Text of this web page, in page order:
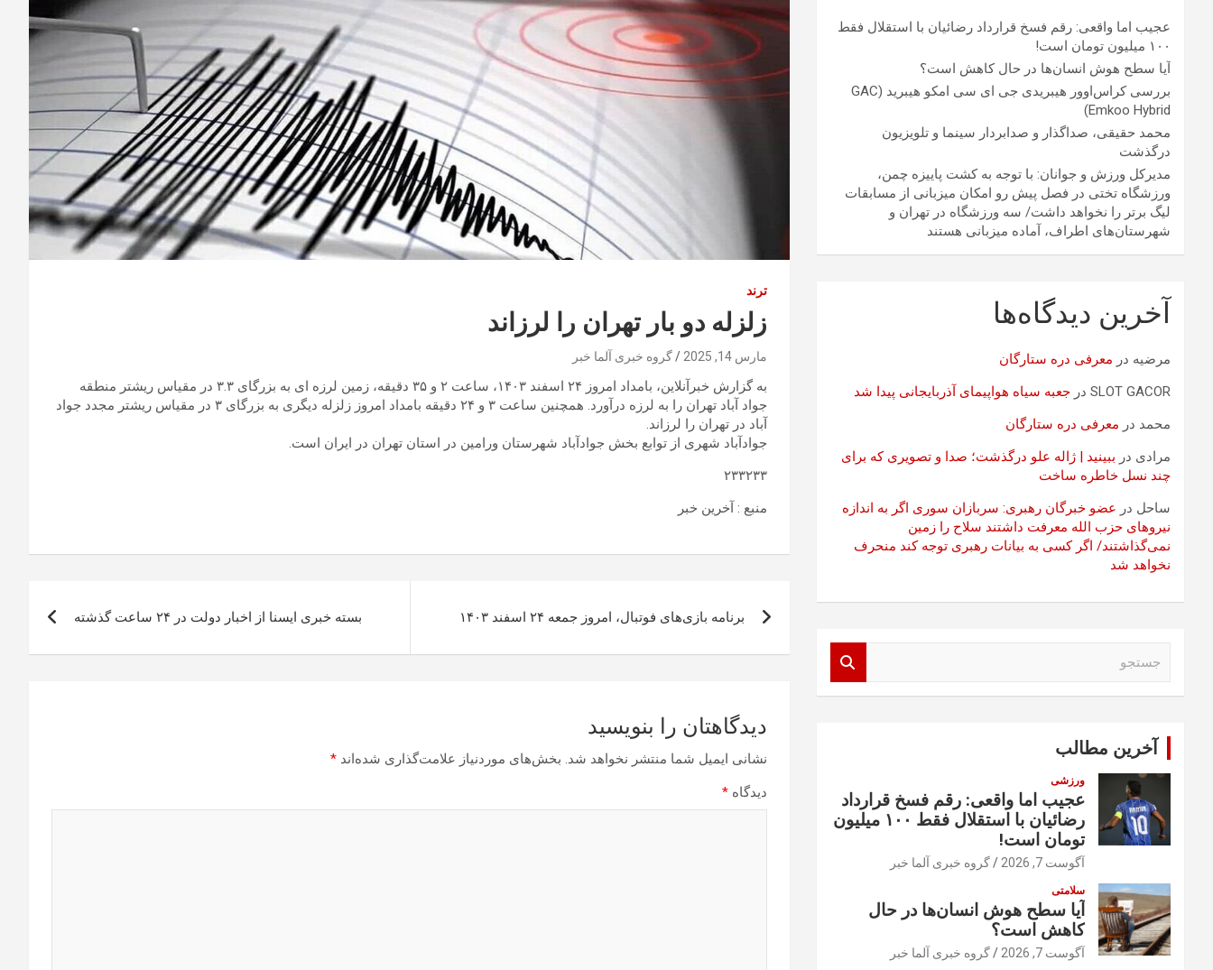
ترند
زلزله دو بار تهران را لرزاند
مارس 14, 2025 گروه خبری آلما خبر
به گزارش خبرآنلاین، بامداد امروز ۲۴ اسفند ۱۴۰۳، ساعت ۲ و ۳۵ دقیقه، زمین لرزه ای به بزرگای ۳.۳ در مقیاس ریشتر منطقه
جواد آباد تهران را به لرزه درآورد. همچنین ساعت ۳ و ۲۴ دقیقه بامداد امروز زلزله دیگری به بزرگای ۳ در مقیاس ریشتر مجدد جواد
آباد در تهران را لرزاند.
جوادآباد شهری از توابع بخش جوادآباد شهرستان ورامین در استان تهران در ایران است.
۲۳۳۲۳۳
منبع : آخرین خبر
نوشته
برنامه بازی‌های فوتبال، امروز جمعه ۲۴ اسفند ۱۴۰۳ بسته خبری ایسنا از اخبار دولت در ۲۴ ساعت گذشته
دیدگاهتان را بنویسید
نشانی ایمیل شما منتشر نخواهد شد. بخش‌های موردنیاز علامت‌گذاری شده‌اند *
دیدگاه *
عجیب اما واقعی: رقم فسخ قرارداد رضائیان با استقلال فقط
۱۰۰ میلیون تومان است!
آیا سطح هوش انسان‌ها در حال کاهش است؟
بررسی کراس‌اوور هیبریدی جی ای سی امکو هیبرید (GAC
Emkoo Hybrid)
محمد حقیقی، صداگذار و صدابردار سینما و تلویزیون
درگذشت
مدیرکل ورزش و جوانان: با توجه به کشت پاییزه چمن،
ورزشگاه تختی در فصل پیش رو امکان میزبانی از مسابقات
لیگ برتر را نخواهد داشت/ سه ورزشگاه در تهران و
شهرستان‌های اطراف، آماده میزبانی هستند
آخرین دیدگاه‌ها
مرضیه در معرفی دره ستارگان
SLOT GACOR در جعبه سیاه هواپیمای آذربایجانی پیدا شد
محمد در معرفی دره ستارگان
مرادی در ببینید | ژاله علو درگذشت؛ صدا و تصویری که برای
چند نسل خاطره ساخت
ساحل در عضو خبرگان رهبری: سربازان سوری اگر به اندازه
نیروهای حزب الله معرفت داشتند سلاح را زمین
نمی‌گذاشتند/ اگر کسی به بیانات رهبری توجه کند منحرف
نخواهد شد
آخرین مطالب
ورزشی
عجیب اما واقعی: رقم فسخ قرارداد
رضائیان با استقلال فقط ۱۰۰ میلیون
تومان است!
آگوست 7, 2026 گروه خبری آلما خبر
سلامتی
آیا سطح هوش انسان‌ها در حال
کاهش است؟
آگوست 7, 2026 گروه خبری آلما خبر